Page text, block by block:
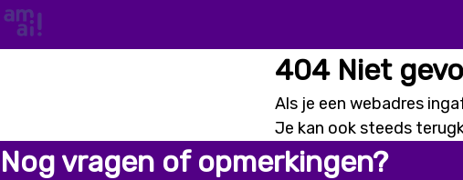
404 Niet
Als je een webadres
Je kan ook steeds
Nog vragen of opmerkingen?